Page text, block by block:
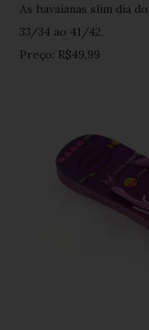
As havaianas slim dia
33/34 ao 41/42.
Preço: R$49,99